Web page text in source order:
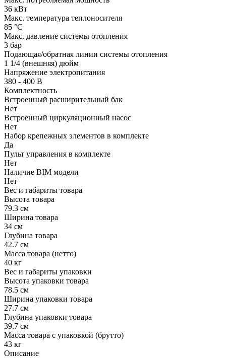
36 кВт
Макс. температура теплоносителя
85 °С
Макс. давление системы отопления
3 бар
Подающая/обратная линии системы отопления
1 1/4 (внешняя) дюйм
Напряжение электропитания
380 - 400 В
Комплектность
Встроенный расширительный бак
Нет
Встроенный циркуляционный насос
Нет
Набор крепежных элементов в комплекте
Да
Пульт управления в комплекте
Нет
Наличие BIM модели
Нет
Вес и габариты товара
Высота товара
79.3 см
Ширина товара
34 см
Глубина товара
42.7 см
Масса товара (нетто)
40 кг
Вес и габариты упаковки
Высота упаковки товара
78.5 см
Ширина упаковки товара
27.7 см
Глубина упаковки товара
39.7 см
Масса товара с упаковкой (брутто)
43 кг
Описание